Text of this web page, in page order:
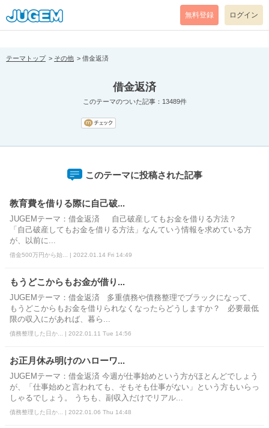
[pear_error: message="Success" code=0 mode=return level=notice
prefix="" info=""]
無料登録 ログイン
テーマトップ その他 借金返済
借金返済
このテーマのついた記事：13489件
このテーマに投稿された記事
教育費を借りる際に自己破...
JUGEMテーマ：借金返済 自己破産してもお金を借りる方法？
「自己破産してもお金を借りる方法」なんていう情報を求めている方
が、以前に...
借金500万円から始... | 2022.01.14 Fri 14:49
もうどこからもお金が借り...
JUGEMテーマ：借金返済 多重債務や債務整理でブラックになって、
もうどこからもお金を借りられなくなったらどうしますか？ 必要最低
限の収入にがあれば、暮ら...
債務整理した日か... | 2022.01.11 Tue 14:56
お正月休み明けのハローワ...
JUGEMテーマ：借金返済 今週が仕事始めという方がほとんどでしょう
が、「仕事始めと言われても、そもそも仕事がない」という方もいらっ
しゃるでしょう。 うちも、副収入だけでリアル...
債務整理した日か... | 2022.01.06 Thu 14:48